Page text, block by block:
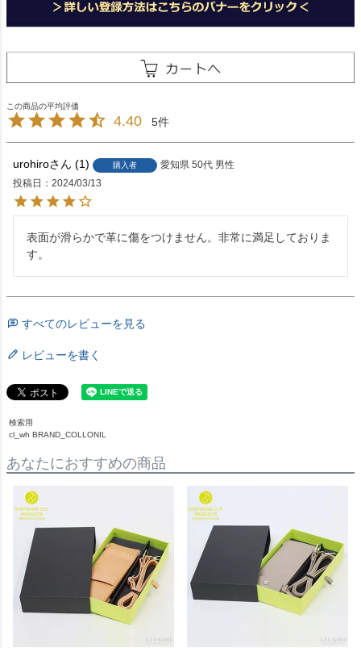
4.40 5
urohiro 1 購入者 愛知県 50代 男性
投稿日
2024/03/13
表面が滑らかで革に傷をつけません。非常に満足しておりま
す。
すべてのレビューを見る
レビューを書く
検索用
cl_wh BRAND_COLLONIL
あなたにおすすめの商品